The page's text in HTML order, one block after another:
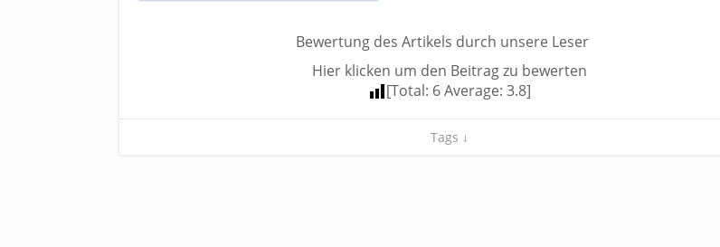
Bewertung des Artikels durch unsere Leser
Hier klicken um den Beitrag zu bewerten
[Total: 6Average: 3.8]
Tags ↓